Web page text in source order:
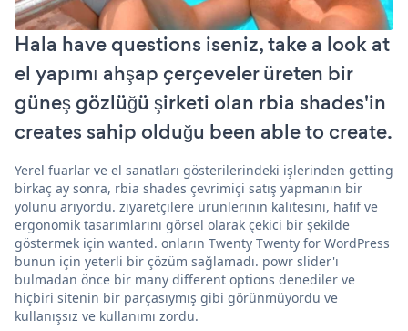
Hala have questions iseniz, take a look at
el yapımı ahşap çerçeveler üreten bir
güneş gözlüğü şirketi olan rbia shades'in
creates sahip olduğu been able to create.
Yerel fuarlar ve el sanatları gösterilerindeki işlerinden getting
birkaç ay sonra, rbia shades çevrimiçi satış yapmanın bir
yolunu arıyordu. ziyaretçilere ürünlerinin kalitesini, hafif ve
ergonomik tasarımlarını görsel olarak çekici bir şekilde
göstermek için wanted. onların Twenty Twenty for WordPress
bunun için yeterli bir çözüm sağlamadı. powr slider'ı
bulmadan önce bir many different options denediler ve
hiçbiri sitenin bir parçasıymış gibi görünmüyordu ve
kullanışsız ve kullanımı zordu.